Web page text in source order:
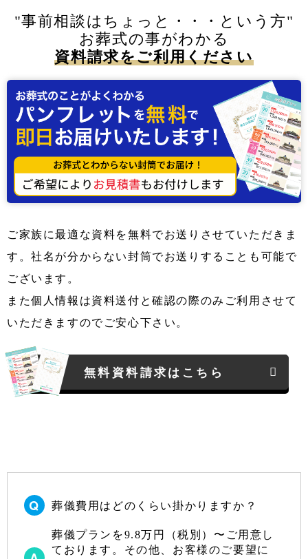
"事前相談はちょっと・・・という方"
お葬式の事がわかる
資料請求をご利用ください
ご家族に最適な資料を無料でお送りさせていただきま
す。社名が分からない封筒でお送りすることも可能で
ございます。
また個人情報は資料送付と確認の際のみご利用させて
いただきますのでご安心下さい。
無料資料請求はこちら
葬儀費用はどのくらい掛かりますか？
葬儀プランを9.8万円（税別）〜ご用意し
ております。その他、お客様のご要望に